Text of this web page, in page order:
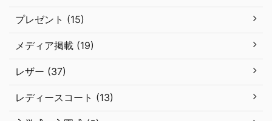
プレゼント (15)
メディア掲載 (19)
レザー (37)
レディースコート (13)